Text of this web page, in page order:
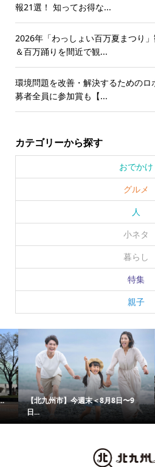
報21選！ 知ってお得な...
2026年「わっしょい百万夏まつり
＆百万踊りを間近で観...
環境問題を改善・解決するための
募者全員に参加賞も【...
カテゴリーから探す
おでかけ
グルメ
人
小ネタ
暮らし
特集
親子
【北九州市】今週末＜8月8日〜9
小
ー